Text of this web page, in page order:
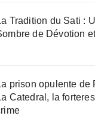
Tradition du Sati :
de Dévotion
prison opulente de
Catedral, la